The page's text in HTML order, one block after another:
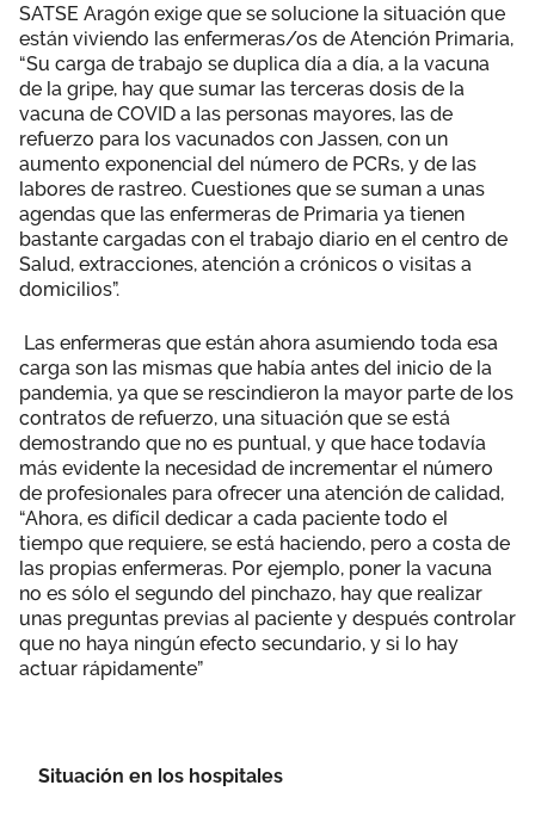
SATSE Aragón exige que se solucione la situación que
están viviendo las enfermeras/os de Atención Primaria,
“Su carga de trabajo se duplica día a día, a la vacuna
de la gripe, hay que sumar las terceras dosis de la
vacuna de COVID a las personas mayores, las de
refuerzo para los vacunados con Jassen, con un
aumento exponencial del número de PCRs, y de las
labores de rastreo. Cuestiones que se suman a unas
agendas que las enfermeras de Primaria ya tienen
bastante cargadas con el trabajo diario en el centro de
Salud, extracciones, atención a crónicos o visitas a
domicilios”.
Las enfermeras que están ahora asumiendo toda esa
carga son las mismas que había antes del inicio de la
pandemia, ya que se rescindieron la mayor parte de los
contratos de refuerzo, una situación que se está
demostrando que no es puntual, y que hace todavía
más evidente la necesidad de incrementar el número
de profesionales para ofrecer una atención de calidad,
“Ahora, es difícil dedicar a cada paciente todo el
tiempo que requiere, se está haciendo, pero a costa de
las propias enfermeras. Por ejemplo, poner la vacuna
no es sólo el segundo del pinchazo, hay que realizar
unas preguntas previas al paciente y después controlar
que no haya ningún efecto secundario, y si lo hay
actuar rápidamente”
Situación en los hospitales